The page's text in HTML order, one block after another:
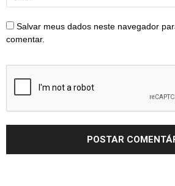
Salvar meus dados neste navegador
comentar.